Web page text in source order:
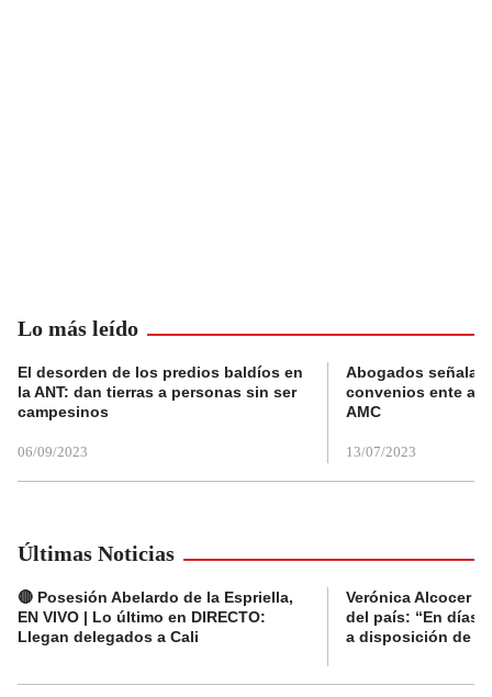
Lo más leído
El desorden de los predios baldíos en
la ANT: dan tierras a personas sin ser
campesinos
06/09/2023
Abogados
convenios ente
AMC
13/07/2023
Últimas Noticias
🔴 Posesión Abelardo de la Espriella,
EN VIVO | Lo último en DIRECTO:
Llegan delegados a Cali
Verónica Alcocer
del país: “En días
a disposición de